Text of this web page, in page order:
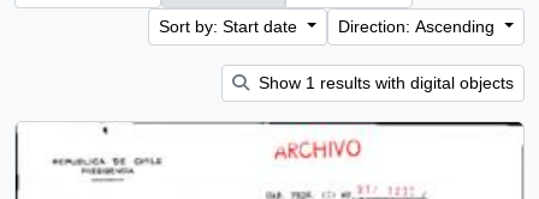
Sort by: Start date
Direction: Ascending
Show 1 results with digital objects